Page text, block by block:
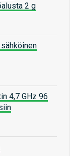
2 g
4,7 GHz 96